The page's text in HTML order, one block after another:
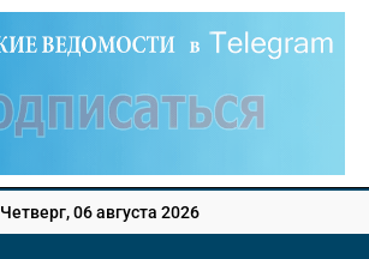
Четверг, 06 августа 2026